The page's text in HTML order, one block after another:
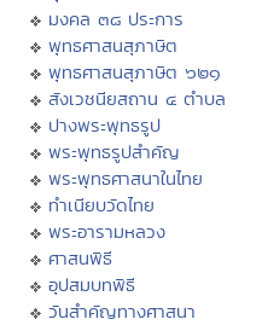
มงคล ๓๘ ประการ
พุทธศาสนสุภาษิต
พุทธศาสนสุภาษิต ๖๒๑
สังเวชนียสถาน ๔ ตำบล
ปางพระพุทธรูป
พระพุทธรูปสำคัญ
พระพุทธศาสนาในไทย
ทำเนียบวัดไทย
พระอารามหลวง
ศาสนพิธี
อุปสมบทพิธี
วันสำคัญทางศาสนา